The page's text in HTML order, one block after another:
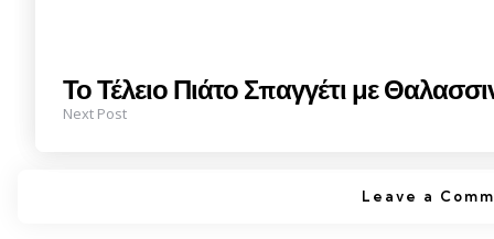
Το Τέλειο Πιάτο Σπαγγέτι με
Next Post
Leave a